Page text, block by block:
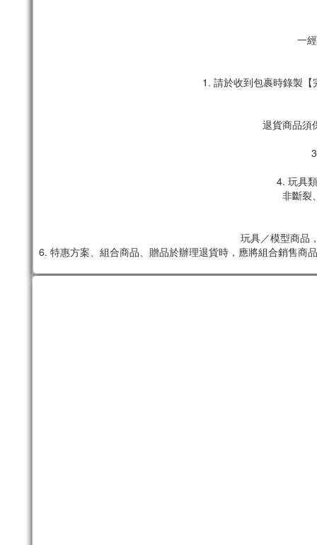
一
1. 請於收到包裹時錄製
退貨商品須
4. 玩具
非斷裂
玩具／模型商品
6. 特惠方案、組合商品、贈品於辦理退貨時，應將組合銷售商